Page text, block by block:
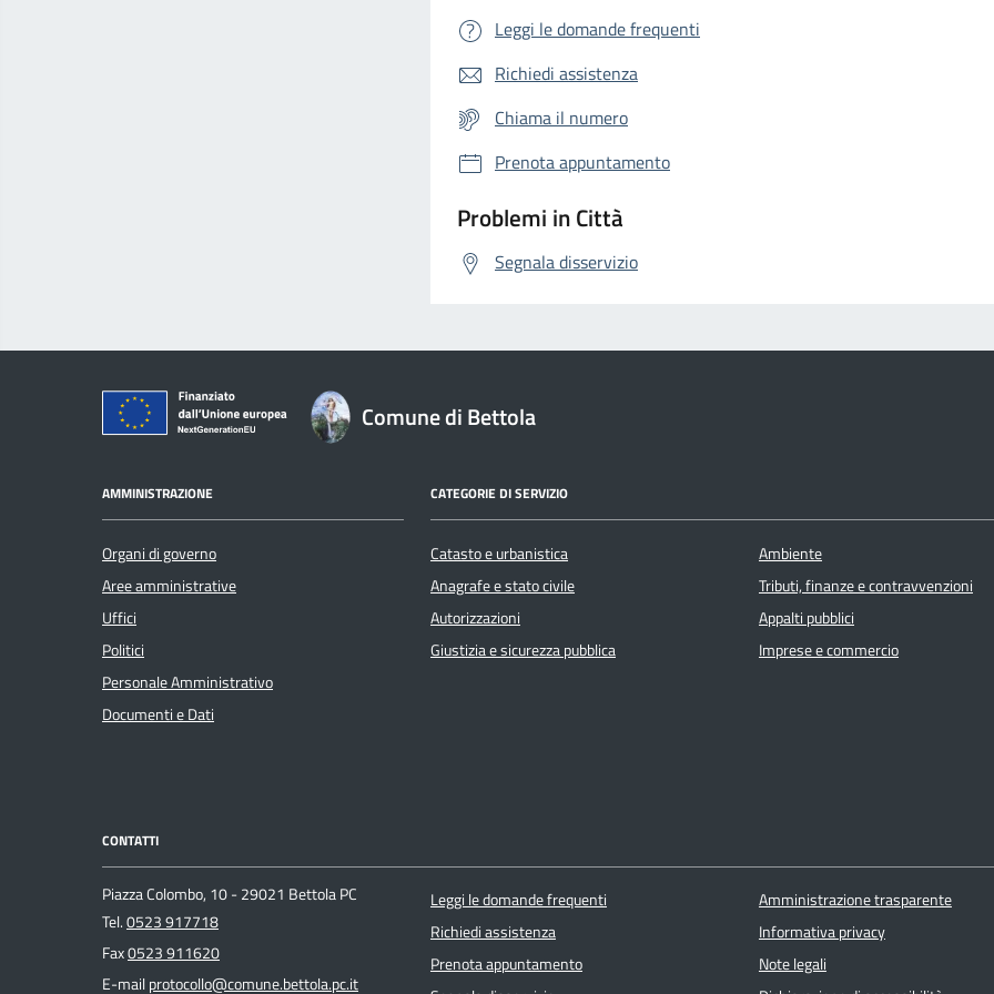
Leggi le domande frequenti
Richiedi assistenza
Chiama il numero
Prenota appuntamento
Problemi in Città
Segnala disservizio
Comune di Bettola
AMMINISTRAZIONE
Organi di governo
Aree amministrative
Uffici
Politici
Personale Amministrativo
Documenti e Dati
CATEGORIE DI SERVIZIO
Catasto e urbanistica
Anagrafe e stato civile
Autorizzazioni
Giustizia e sicurezza pubblica
Ambiente
Tributi, finanze e contravvenzioni
Appalti pubblici
Imprese e commercio
CONTATTI
Piazza Colombo, 10 - 29021 Bettola PC
Tel.0523 917718
Fax0523 911620
E-mailprotocollo@comune.bettola.pc.it
Leggi le domande frequenti
Richiedi assistenza
Prenota appuntamento
Amministrazione trasparente
Informativa privacy
Note legali